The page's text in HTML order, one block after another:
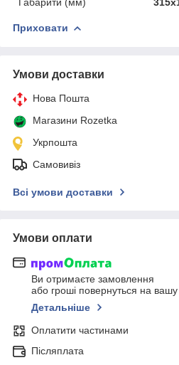
Приховати
Умови доставки
Нова Пошта
Магазини Rozetka
Укрпошта
Самовивіз
Всі умови доставки
Умови оплати
Ви отримаєте замовлення
або гроші повернуться на вашу
Детальніше
Оплатити частинами
Післяплата